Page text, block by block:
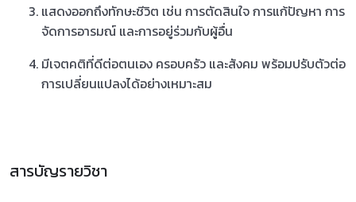
แสดงออกถึงทักษะชีวิต เช่น การตัดสินใจ การแก้ปัญหา การ
จัดการอารมณ์ และการอยู่ร่วมกับผู้อื่น
มีเจตคติที่ดีต่อตนเอง ครอบครัว และสังคม พร้อมปรับตัวต่อ
การเปลี่ยนแปลงได้อย่างเหมาะสม
สารบัญรายวิชา